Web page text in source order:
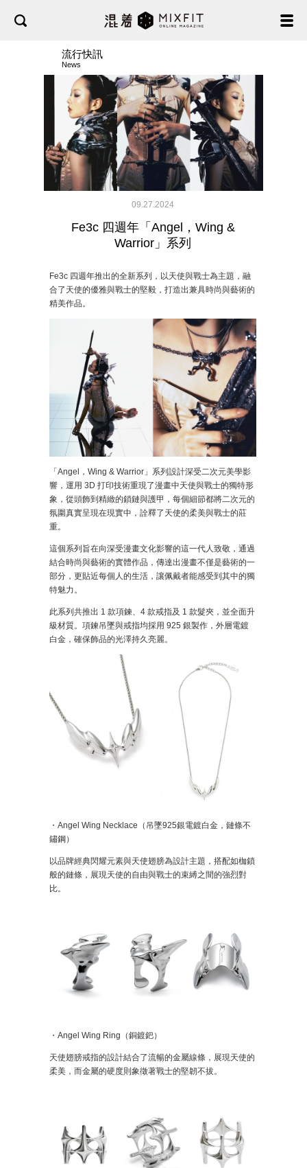
流行快訊
News
09.27.2024
Fe3c 四週年「Angel，Wing &
Warrior」系列
Fe3c 四週年推出的全新系列，以天使與戰士為主題，融
合了天使的優雅與戰士的堅毅，打造出兼具時尚與藝術的
精美作品。
「Angel，Wing & Warrior」系列設計深受二次元美學影
響，運用 3D 打印技術重現了漫畫中天使與戰士的獨特形
象，從頭飾到精緻的鎖鏈與護甲，每個細節都將二次元的
氛圍真實呈現在現實中，詮釋了天使的柔美與戰士的莊
重。
這個系列旨在向深受漫畫文化影響的這一代人致敬，通過
結合時尚與藝術的實體作品，傳達出漫畫不僅是藝術的一
部分，更貼近每個人的生活，讓佩戴者能感受到其中的獨
特魅力。
此系列共推出 1 款項鍊、4 款戒指及 1 款髮夾，並全面升
級材質。項鍊吊墜與戒指均採用 925 銀製作，外層電鍍
白金，確保飾品的光澤持久亮麗。
・Angel Wing Necklace（吊墜925銀電鍍白金，鏈條不
鏽鋼）
以品牌經典閃耀元素與天使翅膀為設計主題，搭配如枷鎖
般的鏈條，展現天使的自由與戰士的束縛之間的強烈對
比。
・Angel Wing Ring（銅鍍鈀）
天使翅膀戒指的設計結合了流暢的金屬線條，展現天使的
柔美，而金屬的硬度則象徵著戰士的堅韌不拔。